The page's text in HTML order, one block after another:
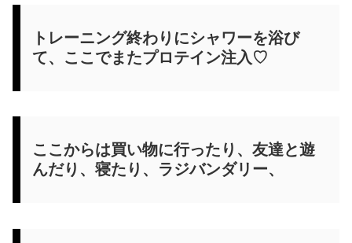
トレーニング終わりにシャワーを浴び
て、ここでまたプロテイン注入♡
ここからは買い物に行ったり、友達と遊
んだり、寝たり、ラジバンダリー、